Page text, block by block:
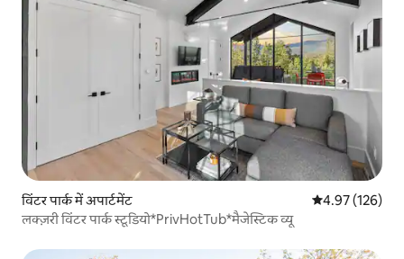
विंटर पार्क में अपार्टमेंट औसत रेटिंग 5 में से
4.97 (126)
लक्ज़री विंटर पार्क स्टूडियो*PrivHotTub*मैजेस्टिक व्यू